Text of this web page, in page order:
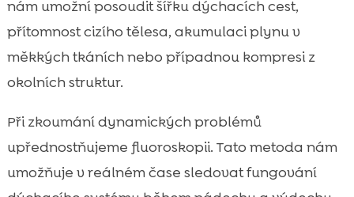
nám umožní posoudit šířku dýchacích cest,
přítomnost cizího tělesa, akumulaci plynu v
měkkých tkáních nebo případnou kompresi z
okolních struktur.
Při zkoumání dynamických problémů
upřednostňujeme fluoroskopii. Tato metoda nám
umožňuje v reálném čase sledovat fungování